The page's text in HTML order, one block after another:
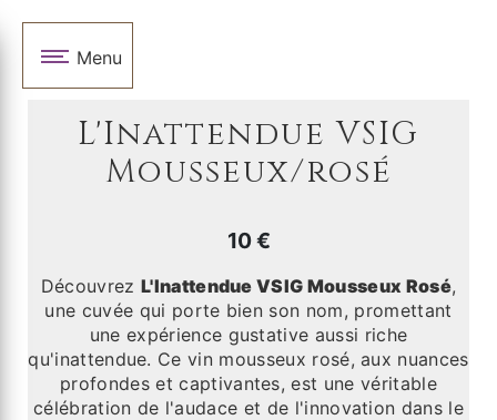
Menu
L'Inattendue VSIG
Mousseux/rosé
10
Découvrez L'Inattendue VSIG Mousseux Rosé,
une cuvée qui porte bien son nom, promettant
une expérience gustative aussi riche
qu'inattendue. Ce vin mousseux rosé, aux nuances
profondes et captivantes, est une véritable
célébration de l'audace et de l'innovation dans le